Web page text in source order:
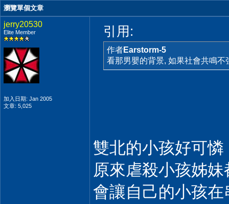
瀏覽單個文章
jerry20530
Elite Member
加入日期: Jan 2005
文章: 5,025
引用:
作者Earstorm-5
看那男嬰的背景, 如果社會共鳴不
雙北的小孩好可
原來虐殺小孩姊
會讓自己的小孩